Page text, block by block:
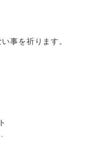
事を祈ります。